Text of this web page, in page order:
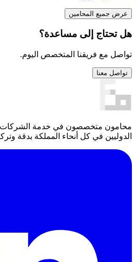
عرض جميع المحامين
هل تحتاج إلى مساعدة؟
تواصل مع فريقنا المتخصص اليوم.
تواصل معنا
محامون متخصصون في خدمة الشركات
الدوليين في كل أنحاء المملكة بدقة